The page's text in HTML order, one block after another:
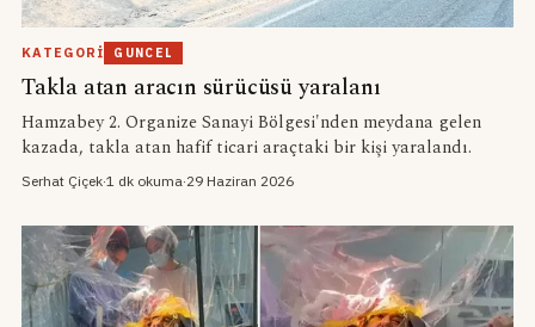
KATEGORI GUNCEL
Takla atan aracın sürücüsü yaralanı
Hamzabey 2. Organize Sanayi Bölgesi'nden meydana gelen
kazada, takla atan hafif ticari araçtaki bir kişi yaralandı.
Serhat Çiçek·1 dk okuma·29 Haziran 2026